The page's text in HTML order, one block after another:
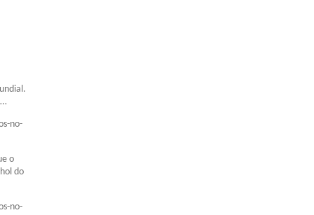
no-
o
do
no-